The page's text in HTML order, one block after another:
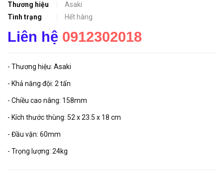
Thương hiệu
Asaki
Tình trạng
Hết hàng
Liên hệ 0912302018
- Thương hiệu: Asaki
- Khả năng đội: 2 tấn
- Chiều cao nâng: 158mm
- Kích thước thùng: 52 x 23.5 x 18 cm
- Đầu vặn: 60mm
- Trọng lượng: 24kg